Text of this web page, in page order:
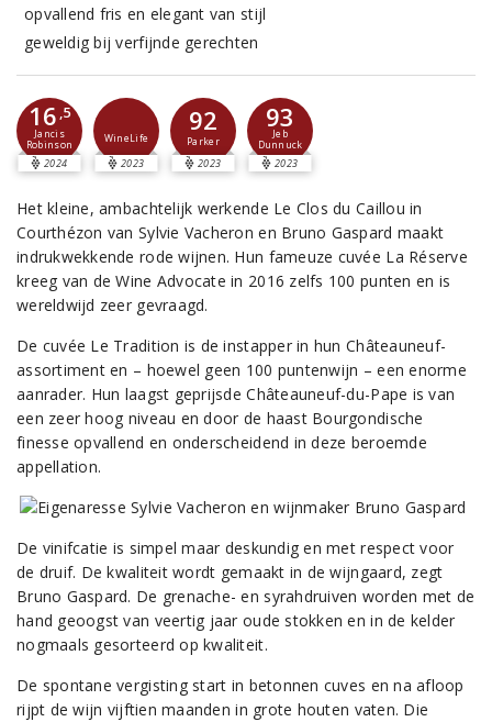
opvallend fris en elegant van stijl
geweldig bij verfijnde gerechten
16 ,5
Jancis
Robinson
2024
WineLife
2023
92
Parker
2023
93
Jeb
Dunnuck
2023
Het kleine, ambachtelijk werkende Le Clos du Caillou in
Courthézon van Sylvie Vacheron en Bruno Gaspard maakt
indrukwekkende rode wijnen. Hun fameuze cuvée La Réserve
kreeg van de Wine Advocate in 2016 zelfs 100 punten en is
wereldwijd zeer gevraagd.
De cuvée Le Tradition is de instapper in hun Châteauneuf-
assortiment en – hoewel geen 100 puntenwijn – een enorme
aanrader. Hun laagst geprijsde Châteauneuf-du-Pape is van
een zeer hoog niveau en door de haast Bourgondische
finesse opvallend en onderscheidend in deze beroemde
appellation.
De vinifcatie is simpel maar deskundig en met respect voor
de druif. De kwaliteit wordt gemaakt in de wijngaard, zegt
Bruno Gaspard. De grenache- en syrahdruiven worden met de
hand geoogst van veertig jaar oude stokken en in de kelder
nogmaals gesorteerd op kwaliteit.
De spontane vergisting start in betonnen cuves en na afloop
rijpt de wijn vijftien maanden in grote houten vaten. Die